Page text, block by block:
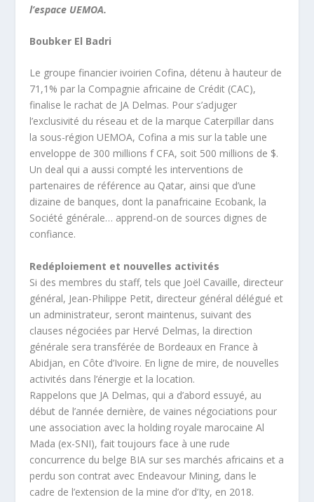
l’espace UEMOA.
Boubker El Badri
Le groupe financier ivoirien Cofina, détenu à hauteur de
71,1% par la Compagnie africaine de Crédit (CAC),
finalise le rachat de JA Delmas. Pour s’adjuger
l’exclusivité du réseau et de la marque Caterpillar dans
la sous-région UEMOA, Cofina a mis sur la table une
enveloppe de 300 millions f CFA, soit 500 millions de $.
Un deal qui a aussi compté les interventions de
partenaires de référence au Qatar, ainsi que d’une
dizaine de banques, dont la panafricaine Ecobank, la
Société générale… apprend-on de sources dignes de
confiance.
Redéploiement et nouvelles activités
Si des membres du staff, tels que Joël Cavaille, directeur
général, Jean-Philippe Petit, directeur général délégué et
un administrateur, seront maintenus, suivant des
clauses négociées par Hervé Delmas, la direction
générale sera transférée de Bordeaux en France à
Abidjan, en Côte d’Ivoire. En ligne de mire, de nouvelles
activités dans l’énergie et la location.
Rappelons que JA Delmas, qui a d’abord essuyé, au
début de l’année dernière, de vaines négociations pour
une association avec la holding royale marocaine Al
Mada (ex-SNI), fait toujours face à une rude
concurrence du belge BIA sur ses marchés africains et a
perdu son contrat avec Endeavour Mining, dans le
cadre de l’extension de la mine d’or d’Ity, en 2018.